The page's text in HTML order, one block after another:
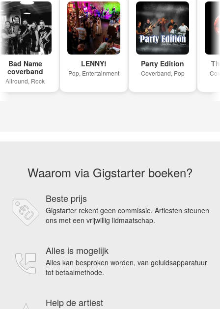
Bad Name
coverband
Rock
LENNY!
Pop, Entertainment
Party Edition
Coverband, Pop
Waarom via Gigstarter boeken?
Beste prijs
Gigstarter rekent geen commissie. Artiesten steunen
ons met een vrijwillig lidmaatschap.
Alles is mogelijk
Alles kan besproken worden, van geluidsapparatuur
tot betaalmethode.
Help de artiest